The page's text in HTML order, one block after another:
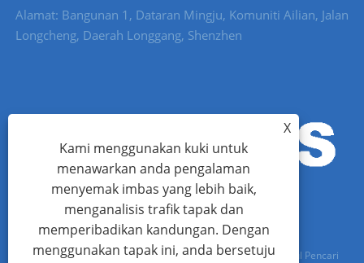
Alamat: Bangunan 1, Dataran Mingju, Komuniti Ailian, Jalan
Longcheng, Daerah Longgang, Shenzhen
Hak Cipta © 2022 Shenzhen Jioptics Technology Co., Ltd - Modul Pencari
X
Kami menggunakan kuki untuk
menawarkan anda pengalaman
menyemak imbas yang lebih baik,
menganalisis trafik tapak dan
memperibadikan kandungan. Dengan
menggunakan tapak ini, anda bersetuju